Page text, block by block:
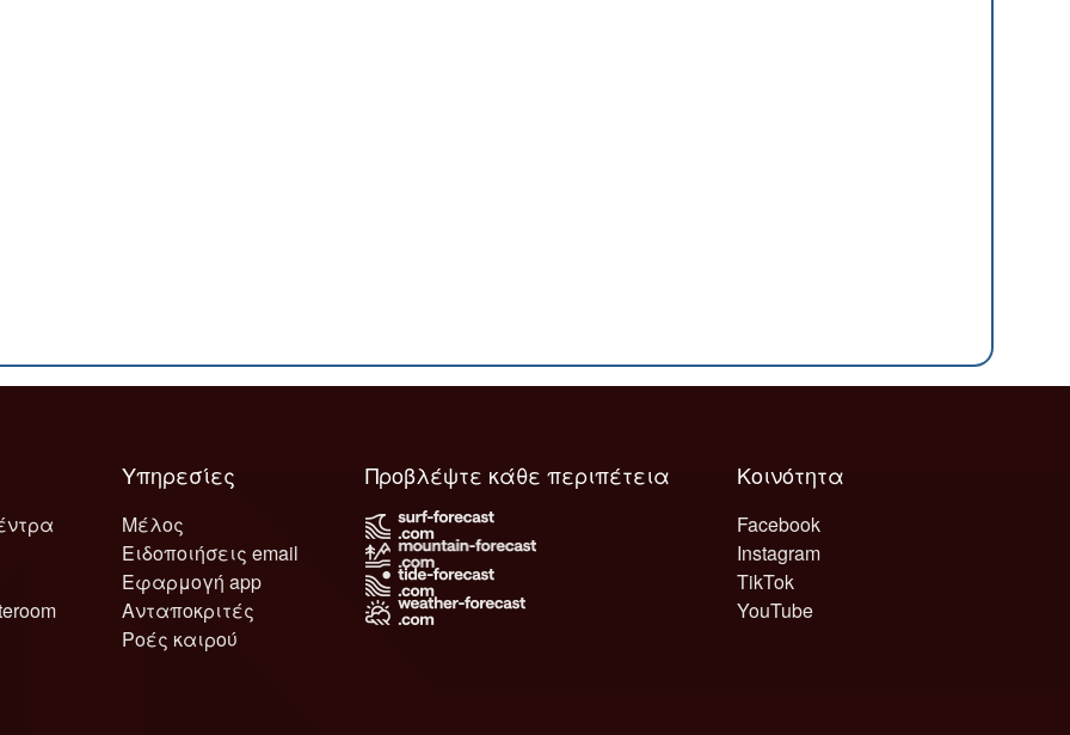
Υπηρεσίες
Μέλος
Ειδοποιήσεις email
Εφαρμογή app
Ανταποκριτές
Ροές καιρού
Κοινότητα
Facebook
Instagram
TikTok
YouTube
Προβλέψτε κάθε περιπέτεια